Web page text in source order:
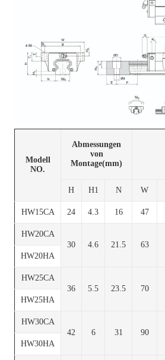
Modell
NO.
Abmessungen
von
Montage(mm)
H H1 N W
HW15CA 24 4.3 16 47
HW20CA
30
4.6 21.5 63
HW20HA
HW25CA
36
5.5 23.5 70
HW25HA
HW30CA
42
6 31 90
HW30HA